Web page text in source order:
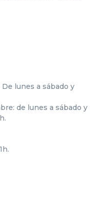
De lunes a sábado y
de lunes a sábado y